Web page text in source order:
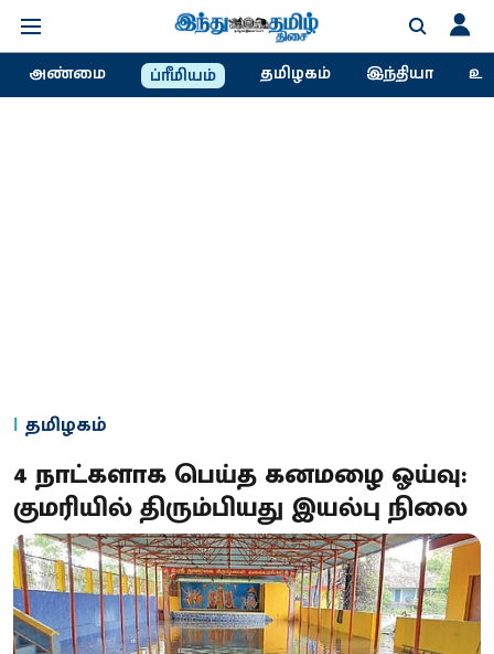
அண்மை ப்ரீமியம் தமிழகம் இந்தியா
தமிழகம்
4 நாட்களாக பெய்த கனமழை ஓய்வு:
குமரியில் திரும்பியது இயல்பு நிலை